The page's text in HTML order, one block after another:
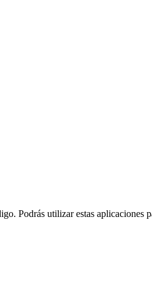
Podrás utilizar estas aplicaciones